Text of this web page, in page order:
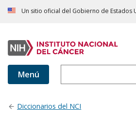
Un sitio oficial del Gobierno de Estados
Menú
Diccionarios del NCI